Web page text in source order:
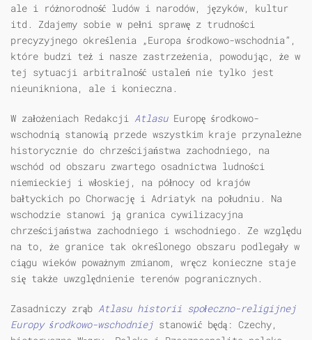
ale i różnorodność ludów i narodów, języków, kultur
itd. Zdajemy sobie w pełni sprawę z trudności
precyzyjnego określenia „Europa środkowo-wschodnia”,
które budzi też i nasze zastrzeżenia, powodując, że w
tej sytuacji arbitralność ustaleń nie tylko jest
nieunikniona, ale i konieczna.
W założeniach Redakcji AtlasuEuropę środkowo-
wschodnią stanowią przede wszystkim kraje przynależne
historycznie do chrześcijaństwa zachodniego, na
wschód od obszaru zwartego osadnictwa ludności
niemieckiej i włoskiej, na północy od krajów
bałtyckich po Chorwację i Adriatyk na południu. Na
wschodzie stanowi ją granica cywilizacyjna
chrześcijaństwa zachodniego i wschodniego. Ze względu
na to, że granice tak określonego obszaru podlegały w
ciągu wieków poważnym zmianom, wręcz konieczne staje
się także uwzględnienie terenów pogranicznych.
Zasadniczy zrąb Atlasu historii społeczno-religijnej
Europy środkowo-wschodniej stanowić będą: Czechy,